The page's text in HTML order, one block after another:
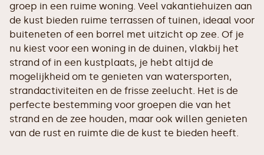
groep in een ruime woning. Veel vakantiehuizen aan
de kust bieden ruime terrassen of tuinen, ideaal voor
buiteneten of een borrel met uitzicht op zee. Of je
nu kiest voor een woning in de duinen, vlakbij het
strand of in een kustplaats, je hebt altijd de
mogelijkheid om te genieten van watersporten,
strandactiviteiten en de frisse zeelucht. Het is de
perfecte bestemming voor groepen die van het
strand en de zee houden, maar ook willen genieten
van de rust en ruimte die de kust te bieden heeft.